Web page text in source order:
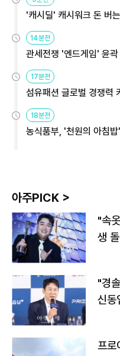
'캐시딜' 캐시워크 돈 버
14분전
관세전쟁 '엔드게임' 윤
17분전
섬유패션 글로벌 경쟁력
18분전
농식품부, '천원의 아침
아주PICK >
"속
생
"경
신동
프로